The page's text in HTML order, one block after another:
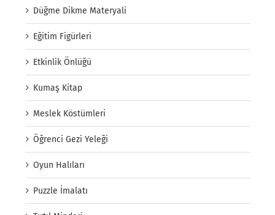
Düğme Dikme Materyali
Eğitim Figürleri
Etkinlik Önlüğü
Kumaş Kitap
Meslek Köstümleri
Öğrenci Gezi Yeleği
Oyun Halıları
Puzzle İmalatı